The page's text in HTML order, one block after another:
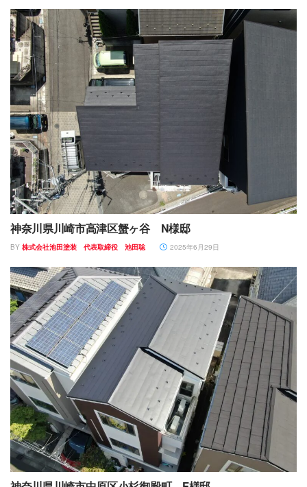
神奈川県川崎市高津区蟹ヶ谷 N様邸
BY 株式会社池田塗装 代表取締役 池田聡 2025年6月29日